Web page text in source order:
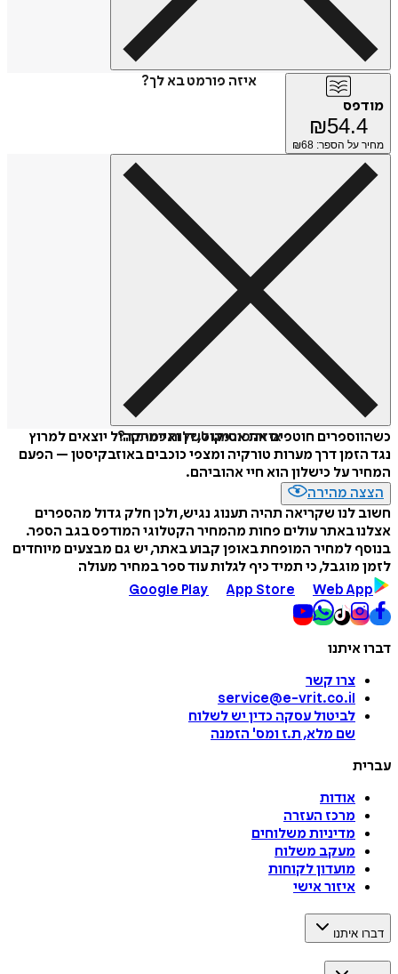
איזה פורמט בא לך?
מודפס
₪54.4
מחיר על הספר: ₪ 68
איזה פורמט לשלוח כמתנה?
כשהווספרים חוטפים את אטיקוס, דן ואיימי קהיל יוצאים למרוץ
נגד הזמן דרך מערות טורקיה ומצפי כוכבים באוזבקיסטן – הפעם
המחיר על כישלון הוא חיי אהוביהם.
הצצה מהירה
חשוב לנו שקריאה תהיה תענוג נגיש, ולכן חלק גדול מהספרים
אצלנו באתר עולים פחות מהמחיר הקטלוגי המודפס בגב הספר.
בנוסף למחיר המופחת באופן קבוע באתר, יש גם מבצעים מיוחדים
לזמן מוגבל, כי תמיד כיף לגלות עוד ספר במחיר מעולה
Google Play
App Store Web App
דברו איתנו
צרו קשר
service@e-vrit.co.il
לביטול עסקה כדין יש לשלוח
שם מלא, ת.ז ומס' הזמנה
עברית
אודות
מרכז העזרה
מדיניות משלוחים
מעקב משלוח
מועדון לקוחות
איזור אישי
דברו איתנו